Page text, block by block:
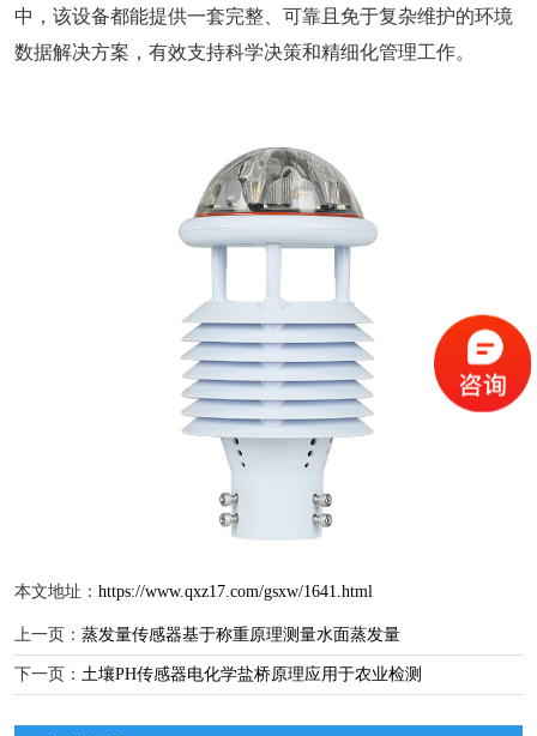
中，该设备都能提供一套完整、可靠且免于复杂维护的环境
数据解决方案，有效支持科学决策和精细化管理工作。
本文地址： https://www.qxz17.com/gsxw/1641.html
上一页： 蒸发量传感器基于称重原理测量水面蒸发量
下一页： 土壤PH传感器电化学盐桥原理应用于农业检测